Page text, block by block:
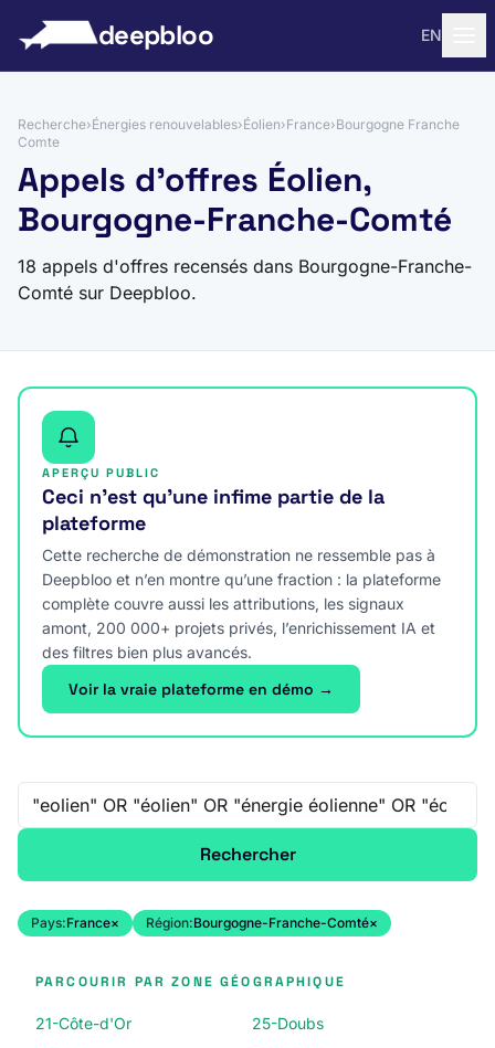
deepbloo EN
Recherche›Énergies renouvelables›Éolien›France›Bourgogne Franche
Comte
Appels d'offres Éolien,
Bourgogne-Franche-Comté
18 appels d'offres recensés dans Bourgogne-Franche-
Comté sur Deepbloo.
APERÇU PUBLIC
Ceci n’est qu’une infime partie de la
plateforme
Cette recherche de démonstration ne ressemble pas à
Deepbloo et n’en montre qu’une fraction : la plateforme
complète couvre aussi les attributions, les signaux
amont, 200 000+ projets privés, l’enrichissement IA et
des filtres bien plus avancés.
Voir la vraie plateforme en démo →
Recherche libre
Rechercher
Pays:France× Région:Bourgogne-Franche-Comté×
PARCOURIR PAR ZONE GÉOGRAPHIQUE
21-Côte-d'Or
25-Doubs